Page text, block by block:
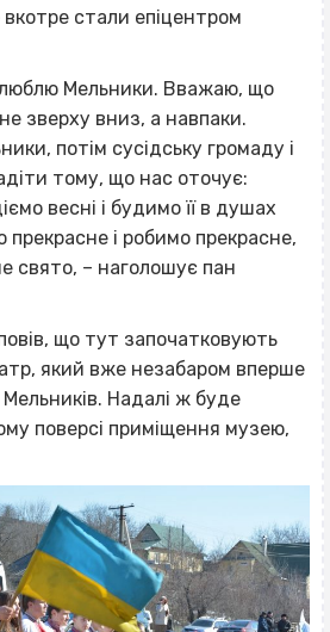
стали епіцентром
Мельники. Вважаю, що
зверху вниз, а навпаки.
потім сусідську громаду і
тому, що нас оточує:
весні і будимо її в душах
і робимо прекрасне,
свято, – наголошує пан
що тут започатковують
який вже незабаром вперше
Надалі ж буде
поверсі приміщення музею,